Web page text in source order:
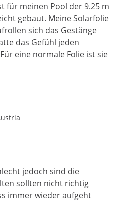
für meinen Pool der 9.25 m
gebaut. Meine Solarfolie
sich das Gestänge
das Gefühl jeden
eine normale Folie ist sie
jedoch sind die
sollten nicht richtig
immer wieder aufgeht